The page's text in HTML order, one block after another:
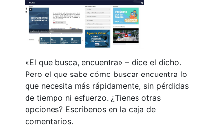
«El que busca, encuentra» – dice el dicho.
Pero el que sabe cómo buscar encuentra lo
que necesita más rápidamente, sin pérdidas
de tiempo ni esfuerzo. ¿Tienes otras
opciones? Escríbenos en la caja de
comentarios.